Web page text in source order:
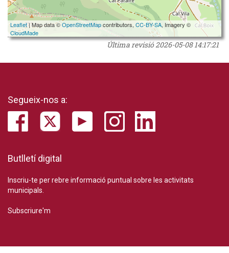
Leaflet| Map data ©OpenStreetMapcontributors, CC-BY-SA, Imagery ©
CloudMade
Última revisió2026-05-08 14:17:21
Segueix-nos a:
Butlletí digital
Inscriu-te per rebre informació puntual sobre les activitats
municipals.
Subscriure'm